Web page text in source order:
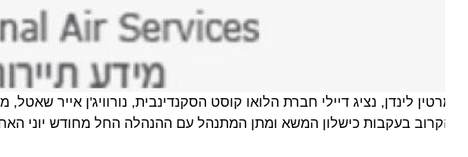
בעקבות כישלון המשא ומתן המתנהל עם ההנהלה החל מחודש יוני האחרון.